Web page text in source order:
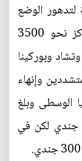
لتدهور الوضع
الأمني في مناطق افريقيا الوسطى تمركز نحو 3500
وبوركينا
وإنهاء
الوسطى وبلغ
جندي لكن في